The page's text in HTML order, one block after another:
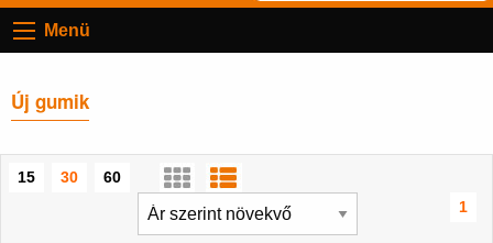
Jelszó:
Menü
Új gumik
15 30
60
1